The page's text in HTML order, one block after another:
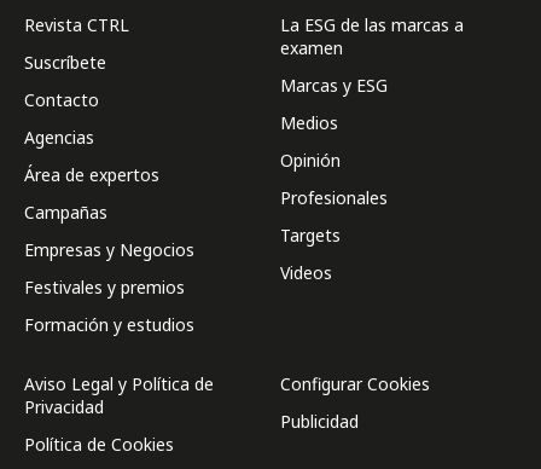
Revista CTRL
Suscríbete
Contacto
Agencias
Área de expertos
Campañas
Empresas y Negocios
Festivales y premios
Formación y estudios
La ESG de las marcas a
examen
Marcas y ESG
Medios
Opinión
Profesionales
Targets
Videos
Aviso Legal y Política de
Privacidad
Política de Cookies
Configurar Cookies
Publicidad